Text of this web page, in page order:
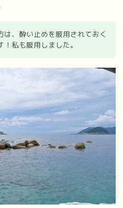
は、酔い止めを服用されておく
私も服用しました。